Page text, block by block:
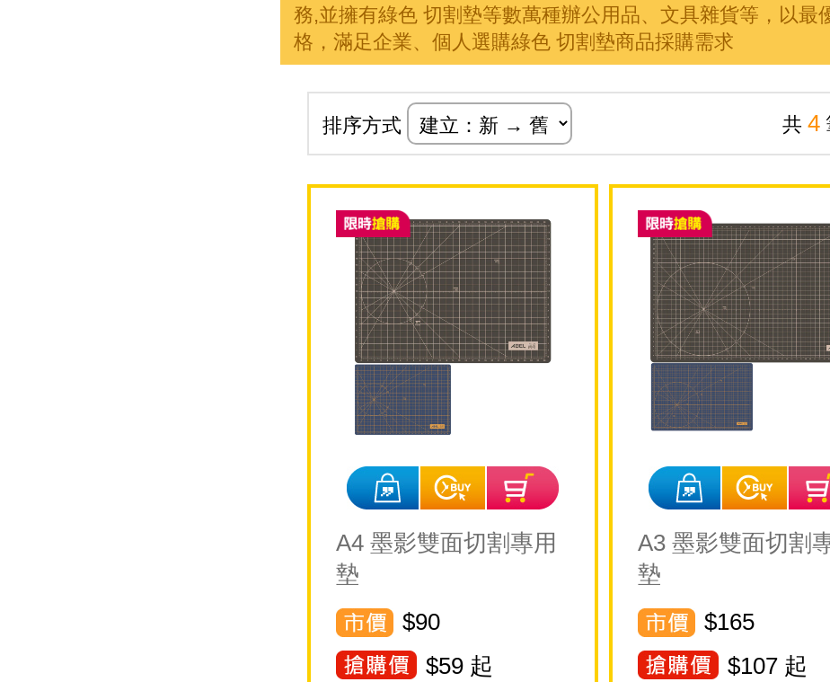
務,並擁有綠色 切割墊等數萬種辦公用品、文具雜貨等，以最
格，滿足企業、個人選購綠色 切割墊商品採購需求
排序方式 共 4
A4 墨影雙面切割專用
墊
$90
$59 起
A3 墨影雙面切割
墊
$165
$107 起